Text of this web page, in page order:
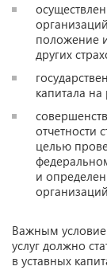
положение
других
капитала на
отчетности
целью
и
Важным
услуг должно
в уставных